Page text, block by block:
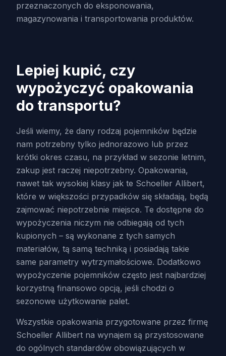
przeznaczonych do eksponowania,
magazynowania i transportowania produktów.
Lepiej kupić, czy
wypożyczyć opakowania
do transportu?
Jeśli wiemy, że dany rodzaj pojemników będzie
nam potrzebny tylko jednorazowo lub przez
krótki okres czasu, na przykład w sezonie letnim,
zakup jest raczej niepotrzebny. Opakowania,
nawet tak wysokiej klasy jak te Schoeller Allibert,
które w większości przypadków się składają, będą
zajmować niepotrzebnie miejsce. Te dostępne do
wypożyczenia niczym nie odbiegają od tych
kupionych – są wykonane z tych samych
materiałów, tą samą techniką i posiadają takie
same parametry wytrzymałościowe. Dodatkowo
wypożyczenie pojemników często jest najbardziej
korzystną finansowo opcją, jeśli chodzi o
sezonowe użytkowanie palet.
Wszystkie opakowania przygotowane przez firmę
Schoeller Allibert na wynajem są przystosowane
do ogólnych standardów obowiązujących w